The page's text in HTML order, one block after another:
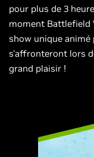
pour plus de 3
moment Battlefield
show unique animé
s'affronteront lors
grand plaisir !